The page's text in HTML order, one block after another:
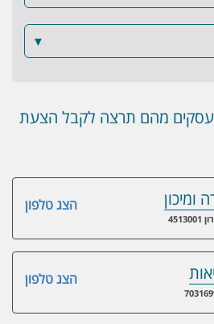
▼
מהם תרצה לקבל הצעת
הצג טלפון
הצג טלפון